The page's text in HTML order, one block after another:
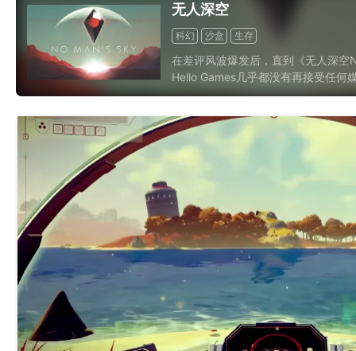
无人深空
科幻 沙盒 生存
在差评风波爆发后，直到《无人深空
Hello Games几乎都没有再接受任何
用实际行动来对玩家们表示歉意，而
《无人星空》值得被铭记在游戏史上